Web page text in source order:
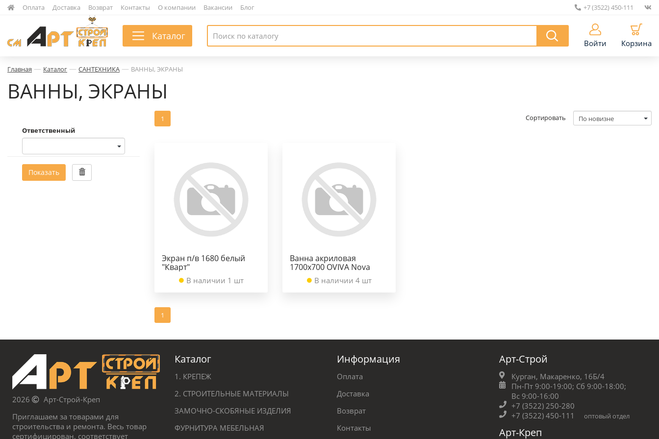
Оплата Доставка Возврат Контакты О компании Вакансии Блог +7 (3522) 450-111
Каталог
Войти Корзина
Главная — Каталог — САНТЕХНИКА — ВАННЫ, ЭКРАНЫ
ВАННЫ, ЭКРАНЫ
Ответственный
Показать
1 Сортировать
Экран п/в 1680 белый
"Кварт"
В наличии 1 шт
Ванна акриловая
1700х700 OVIVA Nova
В наличии 4 шт
1
2026
Арт-Строй-Креп
Приглашаем за товарами для
строительства и ремонта. Весь товар
сертифицирован, соответствует
Каталог
1. КРЕПЕЖ
2. СТРОИТЕЛЬНЫЕ МАТЕРИАЛЫ
ЗАМОЧНО-СКОБЯНЫЕ ИЗДЕЛИЯ
ФУРНИТУРА МЕБЕЛЬНАЯ
Информация
Оплата
Доставка
Возврат
Контакты
Арт-Строй
Курган, Макаренко, 16Б/4
Пн-Пт 9:00-19:00; Сб 9:00-18:00;
Вс 9:00-16:00
+7 (3522) 250-280
+7 (3522) 450-111
оптовый отдел
Арт-Креп